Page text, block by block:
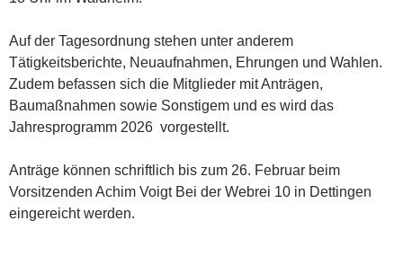
Auf der Tagesordnung stehen unter anderem
Tätigkeitsberichte, Neuaufnahmen, Ehrungen und Wahlen.
Zudem befassen sich die Mitglieder mit Anträgen,
Baumaßnahmen sowie Sonstigem und es wird das
Jahresprogramm 2026 vorgestellt.
Anträge können schriftlich bis zum 26. Februar beim
Vorsitzenden Achim Voigt Bei der Webrei 10 in Dettingen
eingereicht werden.